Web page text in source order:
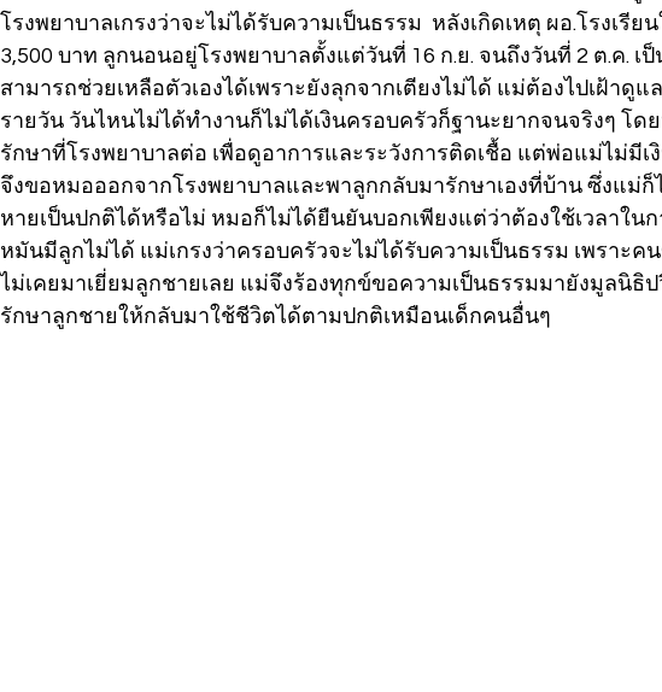
โรงพยาบาลเกรงว่าจะไม่ได้รับความเป็นธรรม  หลังเกิดเหตุ ผอ.โรงเรีย
3,500 บาท ลูกนอนอยู่โรงพยาบาลตั้งแต่วันที่ 16 ก.ย. จนถึงวันที่ 2 ต.ค. เป็
สามารถช่วยเหลือตัวเองได้เพราะยังลุกจากเตียงไม่ได้ แม่ต้องไปเฝ้าดู
รายวัน วันไหนไม่ได้ทำงานก็ไม่ได้เงินครอบครัวก็ฐานะยากจนจริงๆ โด
รักษาที่โรงพยาบาลต่อ เพื่อดูอาการและระวังการติดเชื้อ แต่พ่อแม่ไม่มีเ
จึงขอหมอออกจากโรงพยาบาลและพาลูกกลับมารักษาเองที่บ้าน ซึ่งแม่
หายเป็นปกติได้หรือไม่ หมอก็ไม่ได้ยืนยันบอกเพียงแต่ว่าต้องใช้เวลาใน
หมันมีลูกไม่ได้ แม่เกรงว่าครอบครัวจะไม่ได้รับความเป็นธรรม เพราะค
ไม่เคยมาเยี่ยมลูกชายเลย แม่จึงร้องทุกข์ขอความเป็นธรรมมายังมูลนิธิ
รักษาลูกชายให้กลับมาใช้ชีวิตได้ตามปกติเหมือนเด็กคนอื่นๆ